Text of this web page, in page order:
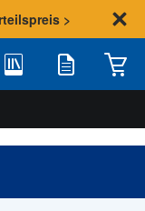
>
Bibliothek Merkliste